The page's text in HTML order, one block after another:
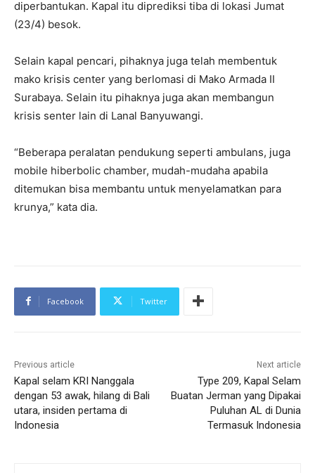
diperbantukan. Kapal itu diprediksi tiba di lokasi Jumat
(23/4) besok.
Selain kapal pencari, pihaknya juga telah membentuk
mako krisis center yang berlomasi di Mako Armada II
Surabaya. Selain itu pihaknya juga akan membangun
krisis senter lain di Lanal Banyuwangi.
“Beberapa peralatan pendukung seperti ambulans, juga
mobile hiberbolic chamber, mudah-mudaha apabila
ditemukan bisa membantu untuk menyelamatkan para
krunya,” kata dia.
Facebook Twitter
Previous article
Kapal selam KRI Nanggala
dengan 53 awak, hilang di Bali
utara, insiden pertama di
Indonesia
Next article
Type 209, Kapal Selam
Buatan Jerman yang Dipakai
Puluhan AL di Dunia
Termasuk Indonesia